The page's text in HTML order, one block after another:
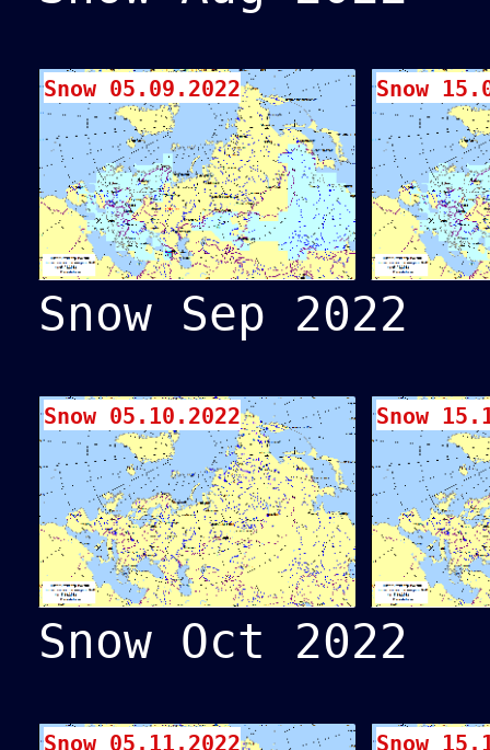
Snow 05.09.2022 Snow
Snow Sep 2022
Snow 05.10.2022 Snow
Snow Oct 2022
Snow 05.11.2022 Snow